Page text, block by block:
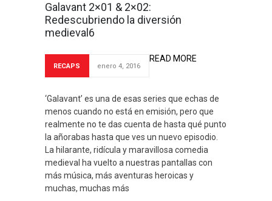
Galavant 2×01 & 2×02:
Redescubriendo la diversión
medieval6
RECAPS enero 4, 2016
‘Galavant’ es una de esas series que echas de
menos cuando no está en emisión, pero que
realmente no te das cuenta de hasta qué punto
la añorabas hasta que ves un nuevo episodio.
La hilarante, ridícula y maravillosa comedia
medieval ha vuelto a nuestras pantallas con
más música, más aventuras heroicas y
muchas, muchas más
READ MORE